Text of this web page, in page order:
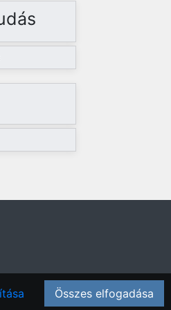
Összes elfogadása